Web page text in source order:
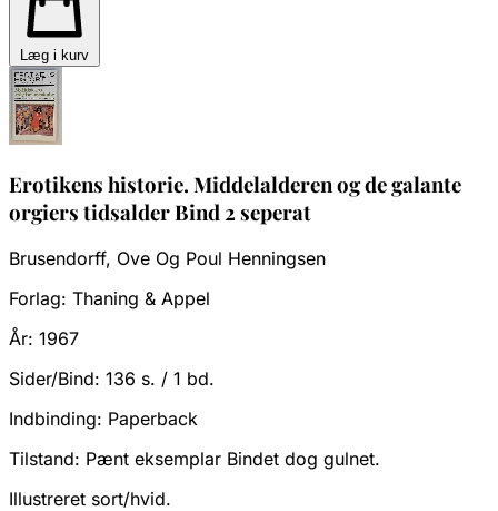
Læg i kurv
Erotikens historie. Middelalderen og de galante
orgiers tidsalder Bind 2 seperat
Brusendorff, Ove Og Poul Henningsen
Forlag: Thaning & Appel
År: 1967
Sider/Bind: 136 s. / 1 bd.
Indbinding: Paperback
Tilstand: Pænt eksemplar Bindet dog gulnet.
Illustreret sort/hvid.